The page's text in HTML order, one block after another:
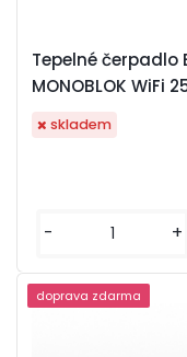
Tepelné čerpadlo
MONOBLOK WiFi
skladem
- +
doprava zdarma